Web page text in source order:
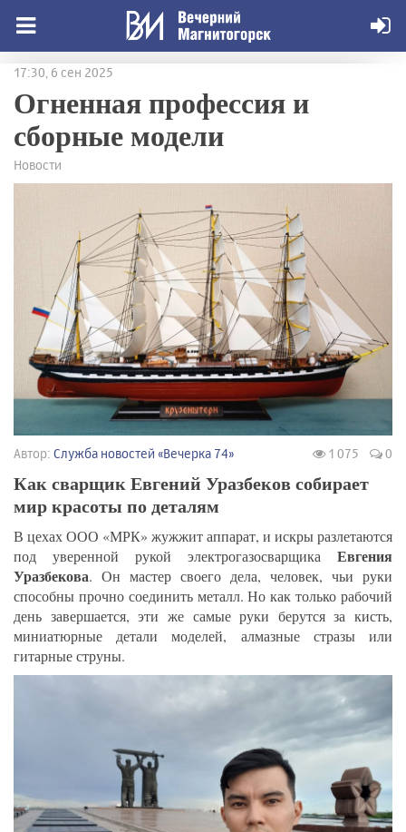
17:30, 6 сен 2025
Огненная профессия и
сборные модели
Новости
Автор: Служба новостей «Вечерка 74» 1 075 0
Как сварщик Евгений Уразбеков собирает
мир красоты по деталям
В цехах ООО «МРК» жужжит аппарат, и искры разлетаются
под уверенной рукой электрогазосварщика Евгения
Уразбекова. Он мастер своего дела, человек, чьи руки
способны прочно соединить металл. Но как только рабочий
день завершается, эти же самые руки берутся за кисть,
миниатюрные детали моделей, алмазные стразы или
гитарные струны.